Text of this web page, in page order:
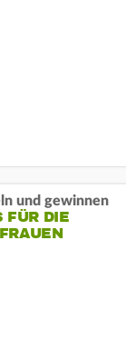
und gewinnen
FÜR DIE